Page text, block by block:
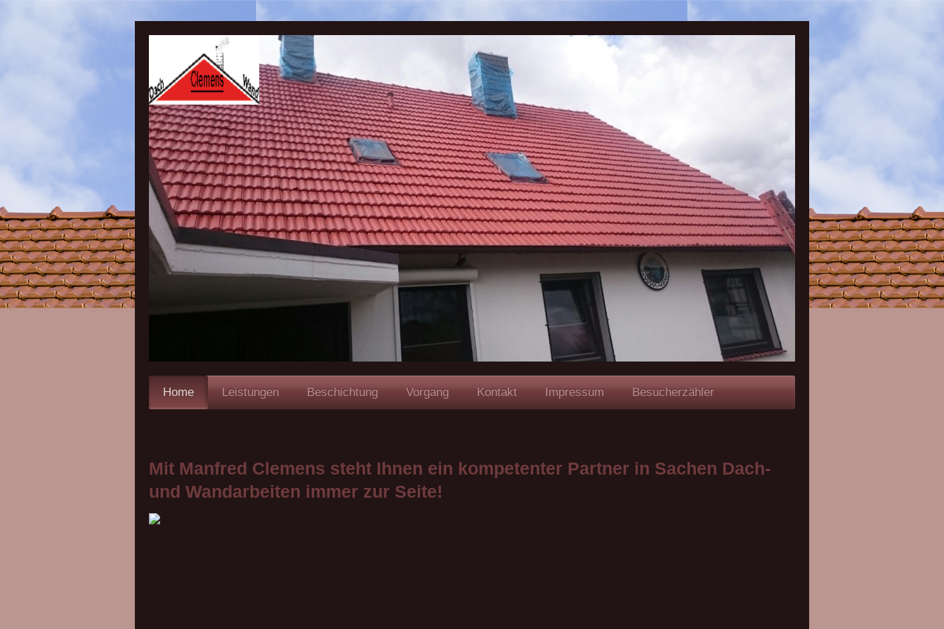
Home Leistungen Beschichtung Vorgang Kontakt Impressum Besucherzähler
Mit Manfred Clemens steht Ihnen ein kompetenter Partner in Sachen Dach-
und Wandarbeiten immer zur Seite!